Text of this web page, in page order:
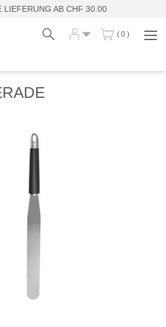
LIEFERUNG AB CHF 30.00
( 0 )